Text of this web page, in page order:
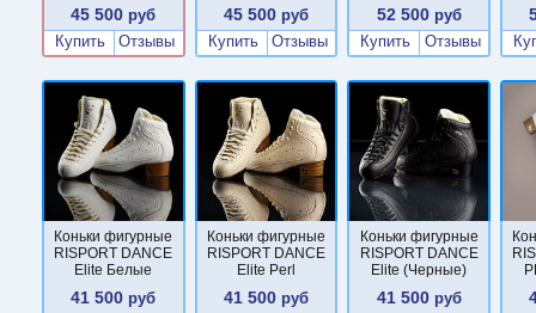
45 500 руб
Купить
Отзывы
45 500 руб
Купить
Отзывы
52 500руб
Купить
Отзывы
Коньки фигурные
RISPORT DANCE
Elite Белые
41 500 руб
Коньки фигурные
RISPORT DANCE
Elite Perl
41 500 руб
Коньки фигурные
RISPORT DANCE
Elite (Черные)
41 500руб